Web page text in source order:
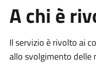
A chi è
Il servizio è rivolto ai
allo svolgimento delle